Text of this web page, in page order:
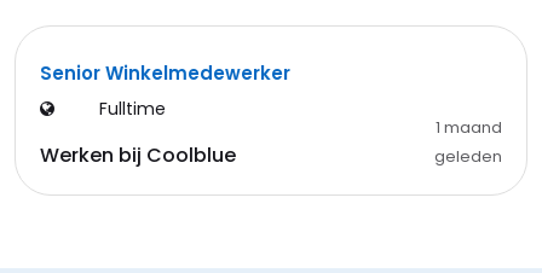
Senior Winkelmedewerker
Fulltime
Werken bij Coolblue
1 maand
geleden